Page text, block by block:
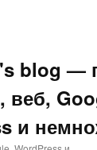
blog —
веб,
и